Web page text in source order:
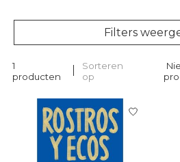
Filters
1
producten
Sorteren
op